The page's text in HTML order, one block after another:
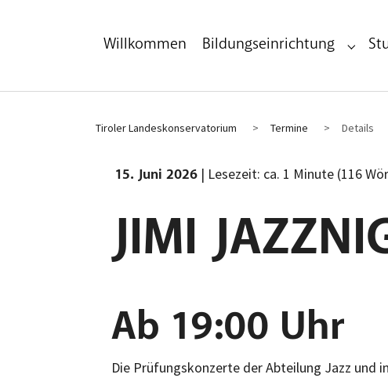
Willkommen Bildungseinrichtung
Tiroler Landeskonservatorium Termine Details
15. Juni 2026 | Lesezeit: ca. 1 Minute (116
JIMI
Ab 19:00 Uhr
Die Prüfungskonzerte der Abteilung Jazz und